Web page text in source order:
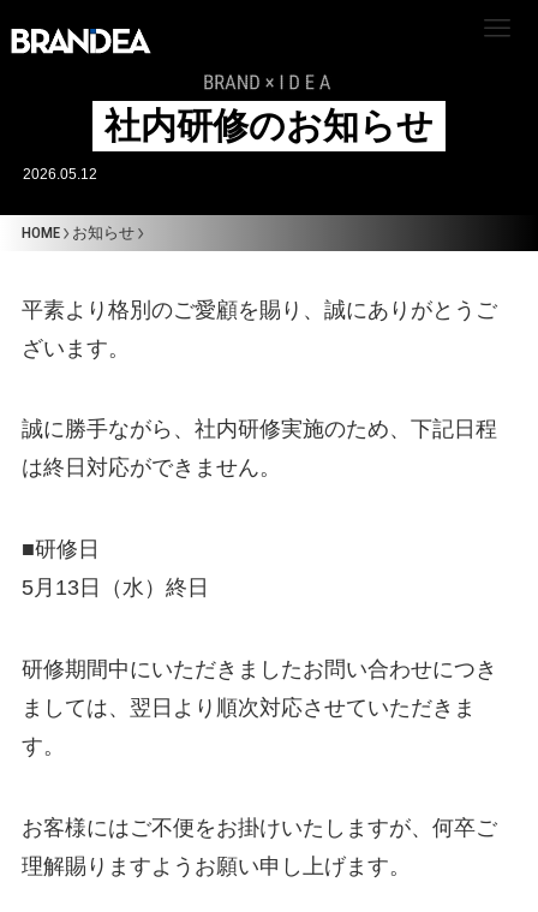
HOME
企業理念
お知らせ
SERVICE
プロモーション事業部
リレーション事業部
事例紹介
社内研修のお知らせ
2026.05.12
HOME お知らせ
平素より格別のご愛顧を賜り、誠にありがとうご
ざいます。
誠に勝手ながら、社内研修実施のため、下記日程
は終日対応ができません。
■研修日
5月13日（水）終日
研修期間中にいただきましたお問い合わせにつき
ましては、翌日より順次対応させていただきま
す。
お客様にはご不便をお掛けいたしますが、何卒ご
理解賜りますようお願い申し上げます。